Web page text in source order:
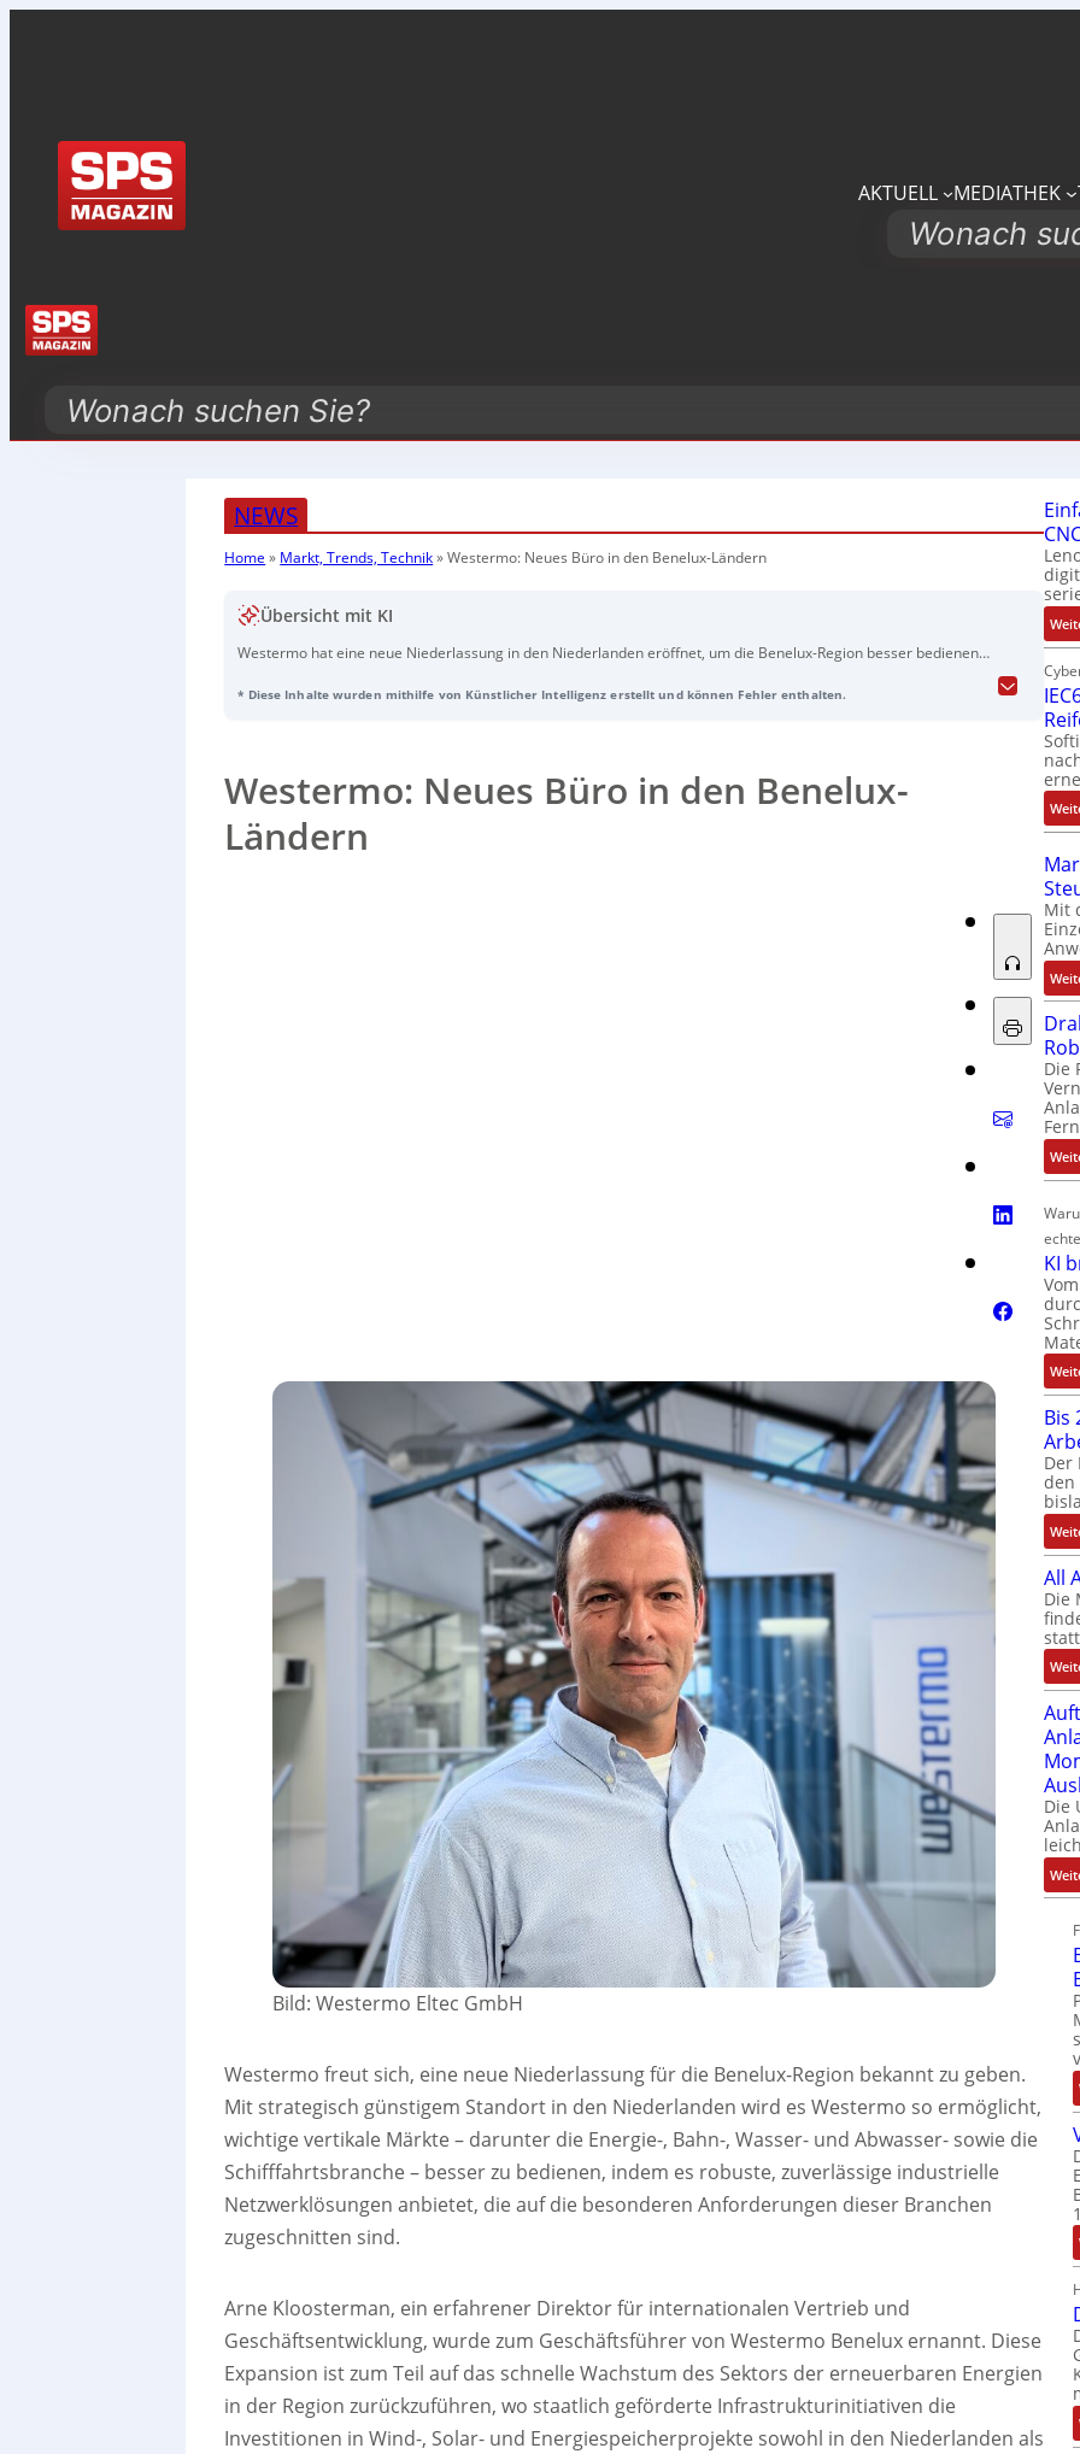
AKTUELL MEDIATHEK
Search
Search
NEWS
Home » Markt, Trends, Technik»Westermo: Neues Büro in den Benelux-Ländern
Übersicht mit KI
Westermo hat eine neue Niederlassung in den Niederlanden eröffnet, um die Benelux-Region besser bedienen
spezialisierte industrielle Netzwerklösungen anzubieten. Die Expansion wird durch das Wachstum im Bereich
* Diese Inhalte wurden mithilfe von Künstlicher Intelligenz erstellt und können Fehler enthalten.
Westermo: Neues Büro in den Benelux-
Ländern
Bild: Westermo Eltec GmbH
Westermo freut sich, eine neue Niederlassung für die Benelux-Region bekannt zu geben.
Mit strategisch günstigem Standort in den Niederlanden wird es Westermo so ermöglicht,
wichtige vertikale Märkte – darunter die Energie-, Bahn-, Wasser- und Abwasser- sowie die
Schifffahrtsbranche – besser zu bedienen, indem es robuste, zuverlässige industrielle
Netzwerklösungen anbietet, die auf die besonderen Anforderungen dieser Branchen
zugeschnitten sind.
Arne Kloosterman, ein erfahrener Direktor für internationalen Vertrieb und
Geschäftsentwicklung, wurde zum Geschäftsführer von Westermo Benelux ernannt. Diese
Expansion ist zum Teil auf das schnelle Wachstum des Sektors der erneuerbaren Energien
in der Region zurückzuführen, wo staatlich geförderte Infrastrukturinitiativen die
Investitionen in Wind-, Solar- und Energiespeicherprojekte sowohl in den Niederlanden als
Mit
Die
KI
Bis
Der
den
All
Die
Die